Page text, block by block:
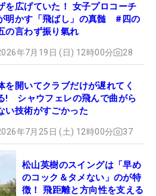
を広げていた！ 女子プロコーチ
明かす「飛ばし」の真髄 #四の
の言わず振り氣れ
年7月19日 (日) 12時00分 28
を開いてクラブだけが遅れてく
! シャウフェレの飛んで曲がら
い技術がすごかった
年7月25日 (土) 12時00分 37
松山英樹のスイングは「早め
のコック＆タメない」のが特
徴！ 飛距離と方向性を支える